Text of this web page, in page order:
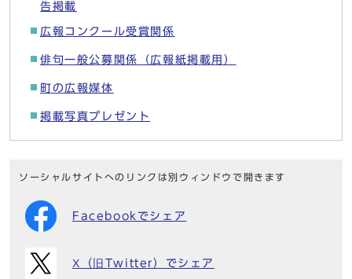
告掲載
広報コンクール受賞関係
俳句一般公募関係（広報紙掲載用）
町の広報媒体
掲載写真プレゼント
ソーシャルサイトへのリンクは別ウィンドウで開きます
Facebookでシェア
X（旧Twitter）でシェア